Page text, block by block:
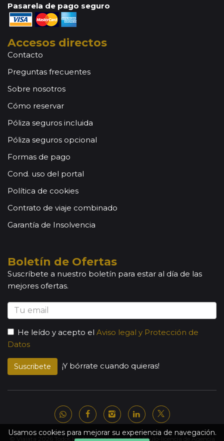
Usamos cookies para mejorar su experiencia de navegación.
Pasarela de pago seguro
Accesos directos
Contacto
Preguntas frecuentes
Sobre nosotros
Cómo reservar
Póliza seguros incluida
Póliza seguros opcional
Formas de pago
Cond. uso del portal
Política de cookies
Contrato de viaje combinado
Garantía de Insolvencia
Boletín de Ofertas
Suscríbete a nuestro boletín para estar al día de las
mejores ofertas.
He leído y acepto el Aviso legal y Protección de
Datos
Suscribete ¡Y bórrate cuando quieras!
© Viajata 2026 Todos los derechos reservados | Título-licencia de Agencia